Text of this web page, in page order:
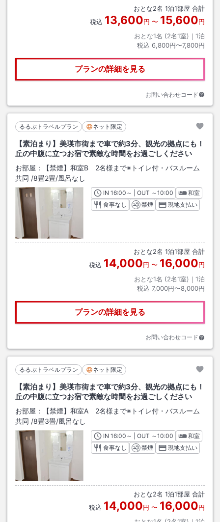
おとな2名 1泊1部屋 合計
税込 13,600円 〜 15,600円
おとな1名 (2名1室)｜ 1泊
税込 6,800円〜7,800円
プランの詳細を見る
お問い合わせコード
るるぶトラベルプラン ネット限定
【素泊まり】美瑛市街まで車で約3分、観光の拠点にも！
丘の中腹に立つお宿で素敵な時間をお過ごしください
お部屋：
【禁煙】和室B 2名様まで※トイレ付・バスルーム
共同 /8畳2畳/風呂なし
INチェックイン
16:00 ～ | OUT チェックアウト
～10:00
和室
食事なし
禁煙 現地支払い
おとな2名 1泊1部屋 合計
税込 14,000円 〜 16,000円
おとな1名 (2名1室)｜ 1泊
税込 7,000円〜8,000円
プランの詳細を見る
お問い合わせコード
るるぶトラベルプラン ネット限定
【素泊まり】美瑛市街まで車で約3分、観光の拠点にも！
丘の中腹に立つお宿で素敵な時間をお過ごしください
お部屋：
【禁煙】和室A 2名様まで※トイレ付・バスルーム
共同 /8畳3畳/風呂なし
INチェックイン
16:00 ～ | OUT チェックアウト
～10:00
和室
食事なし
禁煙 現地支払い
おとな2名 1泊1部屋 合計
税込 14,000円 〜 16,000円